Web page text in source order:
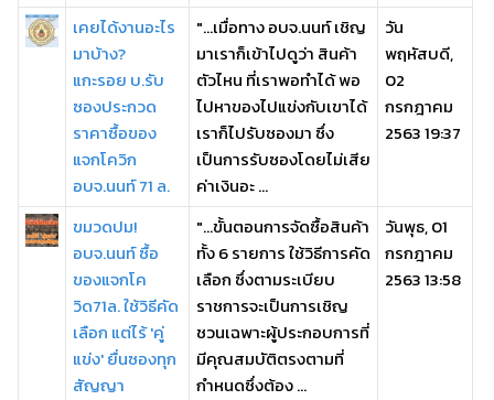
เคยได้งานอะไร
มาบ้าง?
แกะรอย บ.รับ
ซองประกวด
ราคาซื้อของ
แจกโควิก
อบจ.นนท์ 71 ล.
"...เมื่อทาง อบจ.นนท์ เชิญ
มาเราก็เข้าไปดูว่า สินค้า
ตัวไหน ที่เราพอทำได้ พอ
ไปหาของไปแข่งกับเขาได้
เราก็ไปรับซองมา ซึ่ง
เป็นการรับซองโดยไม่เสีย
ค่าเงินอะ ...
วัน
พฤหัสบดี,
02
กรกฎาคม
2563 19:37
ขมวดปม!
อบจ.นนท์ ซื้อ
ของแจกโค
วิด71ล. ใช้วิธีคัด
เลือก แต่ไร้ 'คู่
แข่ง' ยื่นซองทุก
สัญญา
"...ขั้นตอนการจัดซื้อสินค้า
ทั้ง 6 รายการ ใช้วิธีการคัด
เลือก ซึ่งตามระเบียบ
ราชการจะเป็นการเชิญ
ชวนเฉพาะผู้ประกอบการที่
มีคุณสมบัติตรงตามที่
กำหนดซึ่งต้อง ...
วันพุธ, 01
กรกฎาคม
2563 13:58